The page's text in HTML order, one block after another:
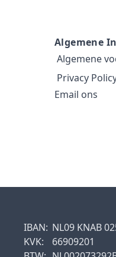
Algemene
Algemene
Privacy
Email ons
IBAN: NL09 KNAB
KVK:
66909201